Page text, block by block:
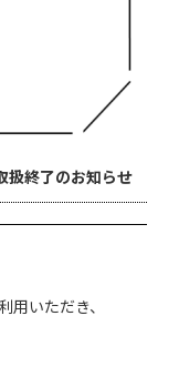
扱終了のお知らせ
用いただき、